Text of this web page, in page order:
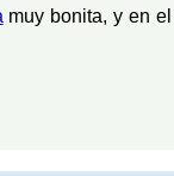
muy bonita, y en